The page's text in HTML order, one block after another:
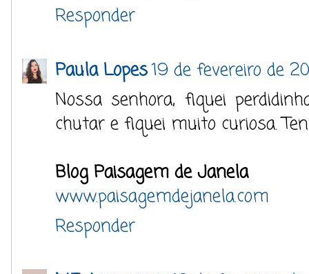
Responder
Paula Lopes19 de fevereiro de
Nossa senhora, fiquei
chutar e fiquei muito curiosa.
Blog Paisagem de Janela
www.paisagemdejanela.com
Responder